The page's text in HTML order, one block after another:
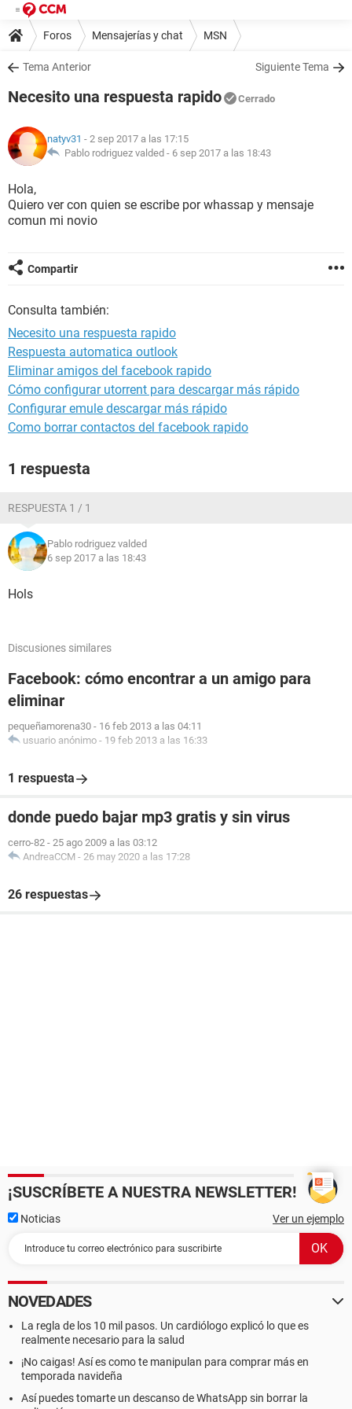
Foros Mensajerías y chat MSN
Tema Anterior Siguiente Tema
Necesito una respuesta rapido Cerrado
natyv31 - 2 sep 2017 a las 17:15
Pablo rodriguez valded - 6 sep 2017 a las 18:43
Hola,
Quiero ver con quien se escribe por whassap y mensaje
comun mi novio
Compartir
Consulta también:
Necesito una respuesta rapido
Respuesta automatica outlook
Eliminar amigos del facebook rapido
Cómo configurar utorrent para descargar más rápido
Configurar emule descargar más rápido
Como borrar contactos del facebook rapido
1 respuesta
RESPUESTA 1 / 1
Pablo rodriguez valded
6 sep 2017 a las 18:43
Hols
Discusiones similares
Facebook: cómo encontrar a un amigo para
eliminar
pequeñamorena30 - 16 feb 2013 a las 04:11
usuario anónimo - 19 feb 2013 a las 16:33
1 respuesta
donde puedo bajar mp3 gratis y sin virus
cerro-82 - 25 ago 2009 a las 03:12
AndreaCCM - 26 may 2020 a las 17:28
26 respuestas
¡SUSCRÍBETE A NUESTRA NEWSLETTER!
Noticias Ver un ejemplo
NOVEDADES
La regla de los 10 mil pasos. Un cardiólogo explicó lo que es
realmente necesario para la salud
¡No caigas! Así es como te manipulan para comprar más en
temporada navideña
Así puedes tomarte un descanso de WhatsApp sin borrar la